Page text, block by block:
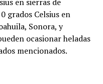
grados Celsius en
Sonora, y
ocasionar heladas
mencionados.